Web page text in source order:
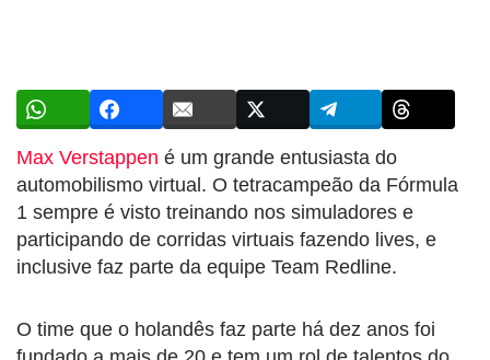
Max Verstappen é um grande entusiasta do
automobilismo virtual. O tetracampeão da Fórmula
1 sempre é visto treinando nos simuladores e
participando de corridas virtuais fazendo lives, e
inclusive faz parte da equipe Team Redline.
O time que o holandês faz parte há dez anos foi